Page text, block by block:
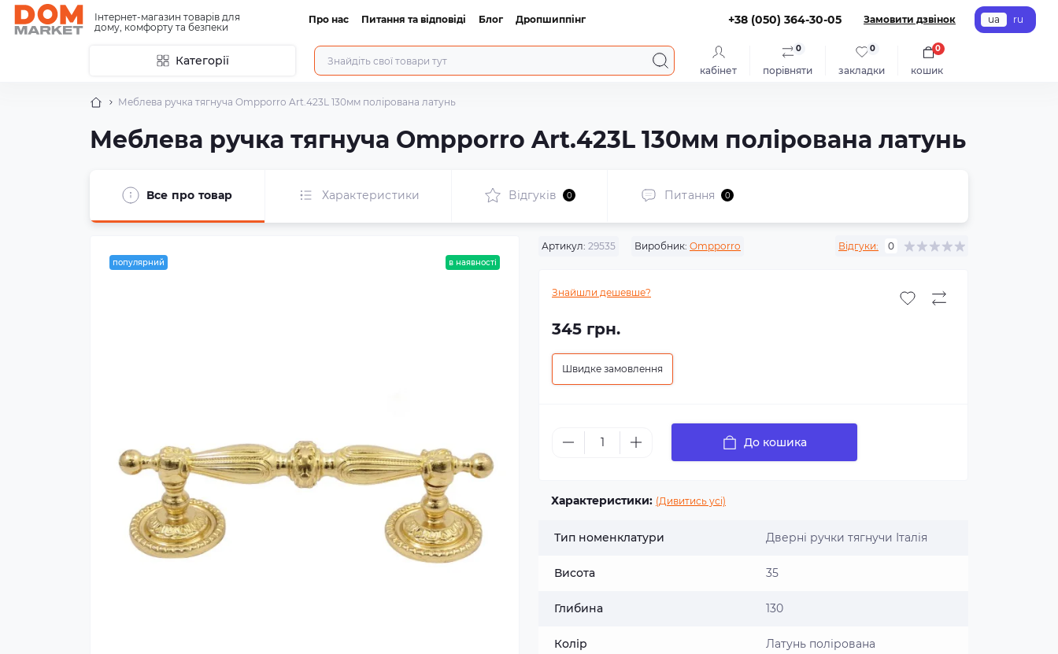
Інтернет-магазин товарів для
дому, комфорту та безпеки
Про нас Питання та відповіді Блог Дропшиппінг +38 (050) 364-30-05 Замовити дзвінок ua ru
Категорії
кабінет порівняти
0
закладки
0
кошик
0
Меблева ручка тягнуча Ompporro Art.423L 130мм полірована латунь
Меблева ручка тягнуча Ompporro Art.423L 130мм полірована латунь
Все про товар Характеристики Відгуків 0 Питання 0
популярний в наявності
Артикул: 29535 Виробник: Ompporro Відгуки: 0
Знайшли дешевше?
345 грн.
Швидке замовлення
До кошика
Характеристики: (Дивитись усі)
Тип номенклатури Дверні ручки тягнучи Італія
Висота 35
Глибина 130
Колір Латунь полірована